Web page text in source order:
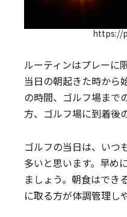
https://
ルーティンはプレーに
当日の朝起きた時から
の時間、ゴルフ場まで
方、ゴルフ場に到着後
ゴルフの当日は、いつ
多いと思います。早め
ましょう。朝食はでき
に取る方が体調管理し